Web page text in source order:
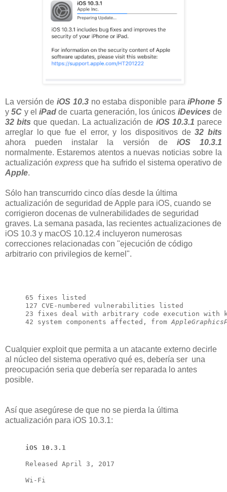
La versión deiOS 10.3no estaba disponible paraiPhone 5
y5C y eliPad de cuarta generación, los únicos iDevices de
32 bits que quedan. La actualización de iOS 10.3.1 parece
arreglar lo que fue el error, y los dispositivos de32 bits
ahora pueden instalar la versión de iOS 10.3.1
normalmente. Estaremos atentos a nuevas noticias sobre la
actualizaciónexpress que ha sufrido el sistema operativo de
Apple.
Sólo han transcurrido cinco días desde la última
actualización de seguridad de Apple para iOS, cuando se
corrigieron docenas de vulnerabilidades de seguridad
graves. La semana pasada, las recientes actualizaciones de
iOS 10.3 y macOS 10.12.4 incluyeron numerosas
correcciones relacionadas con "ejecución de código
arbitrario con privilegios de kernel".
65 fixes listed
127 CVE-numbered vulnerabilities listed
23 fixes deal with arbitrary code execution with
42 system components affected, from
Cualquier exploit que permita a un atacante externo decirle
al núcleo del sistema operativo qué es, debería ser una
preocupación seria que debería ser reparada lo antes
posible.
Así que asegúrese de que no se pierda la última
actualización para iOS 10.3.1:
iOS 10.3.1
Released April 3, 2017
Wi-Fi